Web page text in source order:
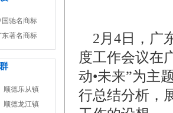
2月4日，广
度工作会议在
动•未来”为主
行总结分析，